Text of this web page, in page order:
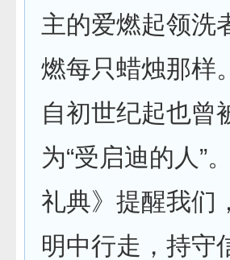
主的爱燃起领洗
燃每只蜡烛那样
自初世纪起也曾
为“受启迪的人”
礼典》提醒我们
明中行走，持守